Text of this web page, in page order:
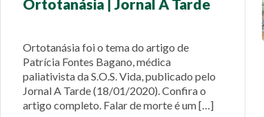
Ortotanásia | Jornal A Tarde
Ortotanásia foi o tema do artigo de
Patrícia Fontes Bagano, médica
paliativista da S.O.S. Vida, publicado pelo
Jornal A Tarde (18/01/2020). Confira o
artigo completo. Falar de morte é um […]